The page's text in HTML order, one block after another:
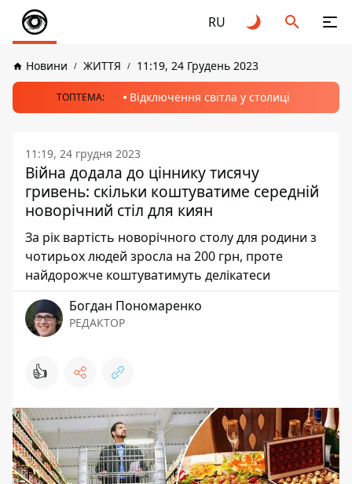
RU
Новини ЖИТТЯ 11:19, 24 Грудень 2023
ТОПТЕМА: Відключення світла у столиці
11:19, 24 грудня 2023
Війна додала до ціннику тисячу
гривень: скільки коштуватиме середній
новорічний стіл для киян
За рік вартість новорічного столу для родини з
чотирьох людей зросла на 200 грн, проте
найдорожче коштуватимуть делікатеси
Богдан Пономаренко
РЕДАКТОР
👍